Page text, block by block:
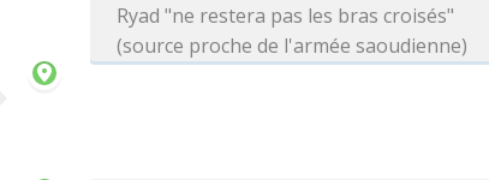
Ryad "ne restera pas les bras croisés"
(source proche de l'armée saoudienne)